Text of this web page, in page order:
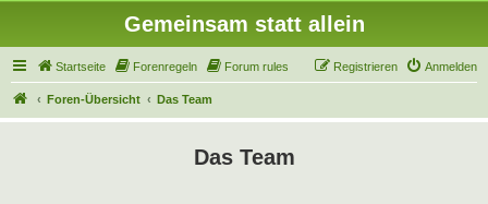
Gemeinsam statt allein
Startseite Forenregeln Forum rules Anmelden
Registrieren
Foren-Übersicht Das Team
Das Team